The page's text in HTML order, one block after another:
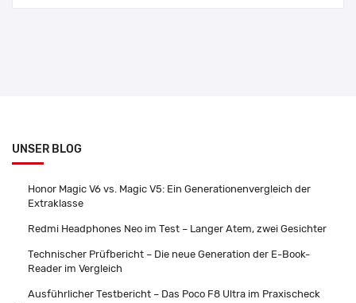
UNSER BLOG
Honor Magic V6 vs. Magic V5: Ein Generationenvergleich der
Extraklasse
Redmi Headphones Neo im Test – Langer Atem, zwei Gesichter
Technischer Prüfbericht – Die neue Generation der E-Book-
Reader im Vergleich
Ausführlicher Testbericht – Das Poco F8 Ultra im Praxischeck